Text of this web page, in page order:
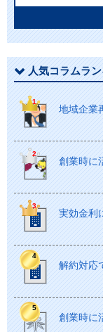
人気コラムラ
地域企業
創業時に
実効金利
解約対応
創業時に